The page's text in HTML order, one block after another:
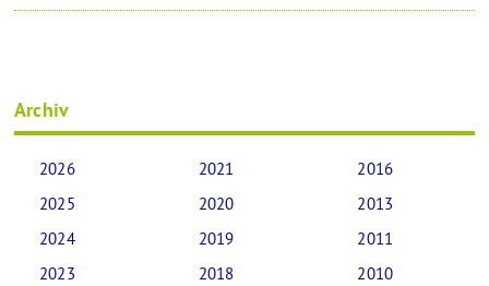
Archiv
2026
2025
2024
2023
2021
2020
2019
2018
2016
2013
2011
2010